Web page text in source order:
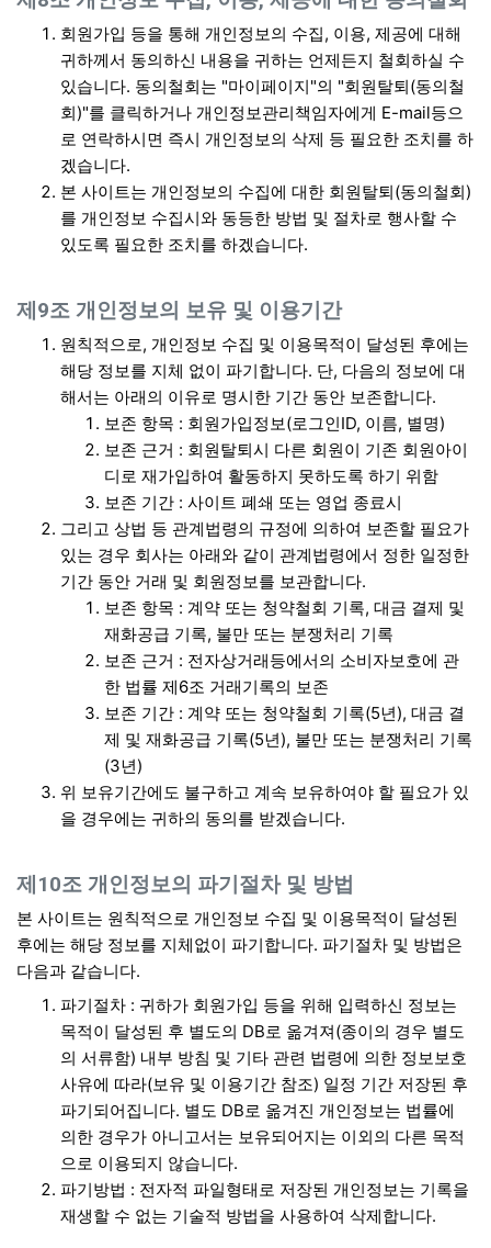
회원가입 등을 통해 개인정보의 수집, 이용, 제공에 대해
귀하께서 동의하신 내용을 귀하는 언제든지 철회하실 수
있습니다. 동의철회는 "마이페이지"의 "회원탈퇴(동의철
회)"를 클릭하거나 개인정보관리책임자에게 E-mail등으
로 연락하시면 즉시 개인정보의 삭제 등 필요한 조치를 하
겠습니다.
본 사이트는 개인정보의 수집에 대한 회원탈퇴(동의철회)
를 개인정보 수집시와 동등한 방법 및 절차로 행사할 수
있도록 필요한 조치를 하겠습니다.
제9조 개인정보의 보유 및 이용기간
원칙적으로, 개인정보 수집 및 이용목적이 달성된 후에는
해당 정보를 지체 없이 파기합니다. 단, 다음의 정보에 대
해서는 아래의 이유로 명시한 기간 동안 보존합니다.
보존 항목 : 회원가입정보(로그인ID, 이름, 별명)
보존 근거 : 회원탈퇴시 다른 회원이 기존 회원아이
디로 재가입하여 활동하지 못하도록 하기 위함
보존 기간 : 사이트 폐쇄 또는 영업 종료시
그리고 상법 등 관계법령의 규정에 의하여 보존할 필요가
있는 경우 회사는 아래와 같이 관계법령에서 정한 일정한
기간 동안 거래 및 회원정보를 보관합니다.
보존 항목 : 계약 또는 청약철회 기록, 대금 결제 및
재화공급 기록, 불만 또는 분쟁처리 기록
보존 근거 : 전자상거래등에서의 소비자보호에 관
한 법률 제6조 거래기록의 보존
보존 기간 : 계약 또는 청약철회 기록(5년), 대금 결
제 및 재화공급 기록(5년), 불만 또는 분쟁처리 기록
(3년)
위 보유기간에도 불구하고 계속 보유하여야 할 필요가 있
을 경우에는 귀하의 동의를 받겠습니다.
제10조 개인정보의 파기절차 및 방법
본 사이트는 원칙적으로 개인정보 수집 및 이용목적이 달성된
후에는 해당 정보를 지체없이 파기합니다. 파기절차 및 방법은
다음과 같습니다.
파기절차 : 귀하가 회원가입 등을 위해 입력하신 정보는
목적이 달성된 후 별도의 DB로 옮겨져(종이의 경우 별도
의 서류함) 내부 방침 및 기타 관련 법령에 의한 정보보호
사유에 따라(보유 및 이용기간 참조) 일정 기간 저장된 후
파기되어집니다. 별도 DB로 옮겨진 개인정보는 법률에
의한 경우가 아니고서는 보유되어지는 이외의 다른 목적
으로 이용되지 않습니다.
파기방법 : 전자적 파일형태로 저장된 개인정보는 기록을
재생할 수 없는 기술적 방법을 사용하여 삭제합니다.